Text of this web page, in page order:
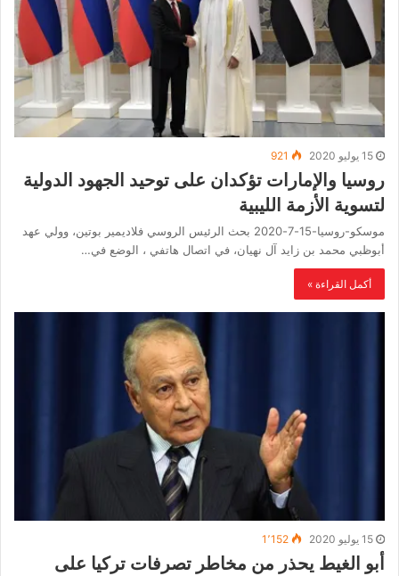
15 يوليو 2020 921
روسيا والإمارات تؤكدان على توحيد الجهود الدولية
لتسوية الأزمة الليبية
موسكو-روسيا-15-7-2020 بحث الرئيس الروسي فلاديمير بوتين، وولي عهد
أبوظبي محمد بن زايد آل نهيان، في اتصال هاتفي ، الوضع في…
أكمل القراءة »
15 يوليو 2020 1٬152
أبو الغيط يحذر من مخاطر تصرفات تركيا على